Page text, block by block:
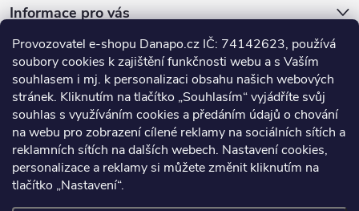
Provozovatel e-shopu Danapo.cz IČ: 74142623, používá
soubory cookies k zajištění funkčnosti webu a s Vaším
souhlasem i mj. k personalizaci obsahu našich webových
stránek. Kliknutím na tlačítko „Souhlasím“ vyjádříte svůj
souhlas s využíváním cookies a předáním údajů o chování
na webu pro zobrazení cílené reklamy na sociálních sítích a
reklamních sítích na dalších webech. Nastavení cookies,
personalizace a reklamy si můžete změnit kliknutím na
tlačítko „Nastavení“.
Informace pro vás
Dotazník
Co upřednosťnujete?
Počet hlasů:437
Facebook